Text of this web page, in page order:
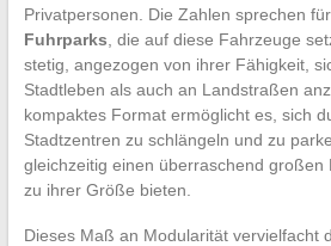
Privatpersonen. Die Zahlen sprechen
Fuhrparks , die auf diese Fahrzeuge
stetig, angezogen von ihrer Fähigkeit,
Stadtleben als auch an Landstraßen
kompaktes Format ermöglicht es, sich
Stadtzentren zu schlängeln und zu
gleichzeitig einen überraschend großen
zu ihrer Größe bieten.
Dieses Maß an Modularität vervielfacht